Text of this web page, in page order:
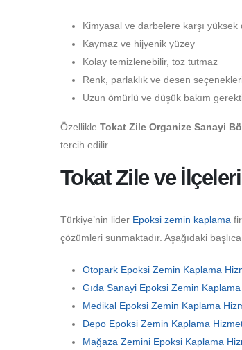
Kimyasal ve darbelere karşı yüksek
Kaymaz ve hijyenik yüzey
Kolay temizlenebilir, toz tutmaz
Renk, parlaklık ve desen
Uzun ömürlü ve düşük bakım
Özellikle Tokat Zile Organize Sanayi
tercih edilir.
Tokat Zile ve
Türkiye’nin lider Epoksi zemin kaplama
çözümleri sunmaktadır. Aşağıdaki
Otopark Epoksi Zemin Kaplama
Gıda Sanayi Epoksi Zemin
Medikal Epoksi Zemin Kaplama
Depo Epoksi Zemin Kaplama
Mağaza Zemini Epoksi Kaplama